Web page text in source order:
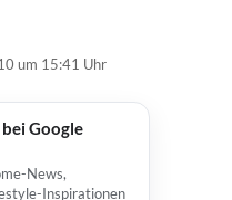
um 15:41 Uhr
Google
News,
Inspirationen